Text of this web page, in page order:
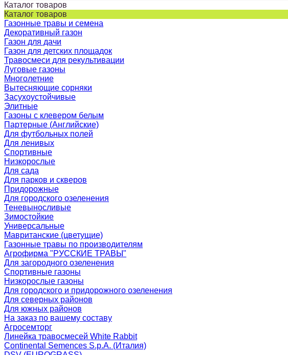
Каталог товаров
Каталог товаров
Газонные травы и семена
Декоративный газон
Газон для дачи
Газон для детских площадок
Травосмеси для рекультивации
Луговые газоны
Многолетние
Вытесняющие сорняки
Засухоустойчивые
Элитные
Газоны с клевером белым
Партерные (Английские)
Для футбольных полей
Для ленивых
Спортивные
Низкорослые
Для сада
Для парков и скверов
Придорожные
Для городского озеленения
Теневыносливые
Зимостойкие
Универсальные
Мавританские (цветущие)
Газонные травы по производителям
Агрофирма "РУССКИЕ ТРАВЫ"
Для загородного озеленения
Спортивные газоны
Низкорослые газоны
Для городского и придорожного озеленения
Для северных районов
Для южных районов
На заказ по вашему составу
Агросемторг
Линейка травосмесей White Rabbit
Continental Semences S.p.A. (Италия)